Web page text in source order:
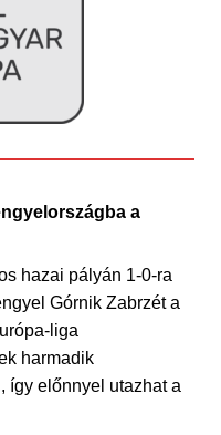
a
hazai pályán 1-0-ra
Górnik Zabrzét a
liga
harmadik
így előnnyel utazhat a